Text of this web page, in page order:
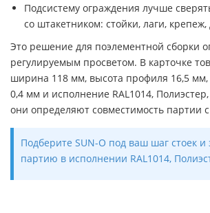
Подсистему ограждения лучше
со штакетником: стойки, лаги,
Это решение для поэлементной сборки
регулируемым просветом. В карточке
ширина 118 мм, высота профиля 16,5
0,4 мм и исполнение RAL1014,
они определяют совместимость партии
Подберите SUN-O под ваш шаг стоек и
партию в исполнении RAL1014,